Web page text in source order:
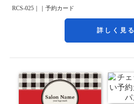
RCS-025｜｜予約カード
詳しく見る